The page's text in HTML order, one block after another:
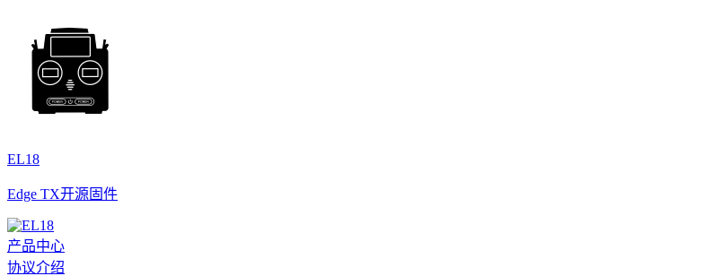
EL18
Edge TX开源固件
产品中心
协议介绍